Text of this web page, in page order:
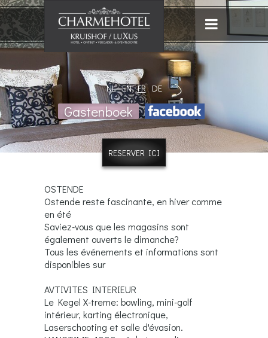
RESERVER ICI
NL EN FR DE
Gastenboek
OSTENDE
Ostende reste fascinante, en hiver comme
en été
Saviez-vous que les magasins sont
également ouverts le dimanche?
Tous les événements et informations sont
disponibles sur
AVTIVITES INTERIEUR
Le Kegel X-treme: bowling, mini-golf
intérieur, karting électronique,
Laserschooting et salle d'évasion.